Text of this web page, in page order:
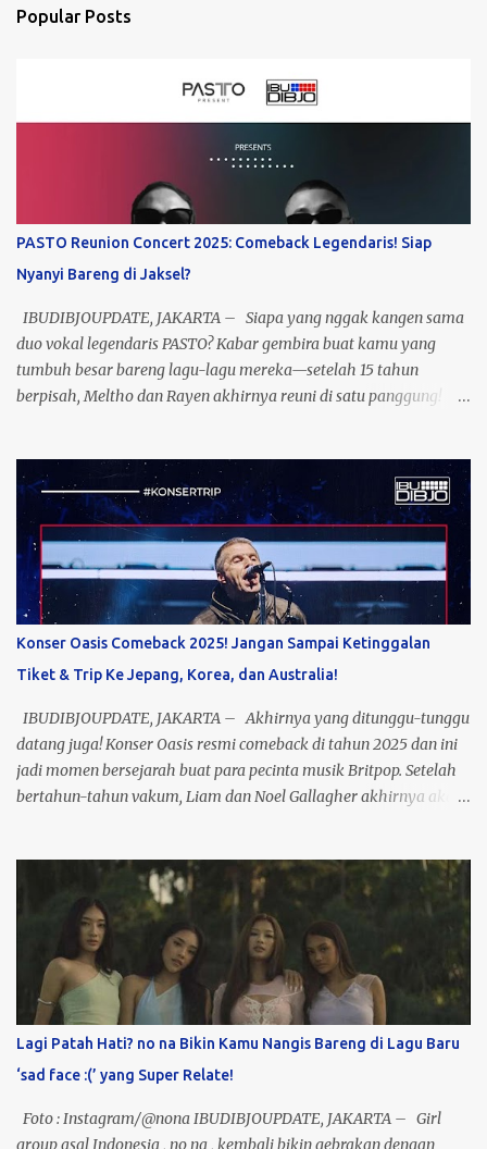
Popular Posts
PASTO Reunion Concert 2025: Comeback Legendaris! Siap
Nyanyi Bareng di Jaksel?
IBUDIBJOUPDATE, JAKARTA – Siapa yang nggak kangen sama
duo vokal legendaris PASTO? Kabar gembira buat kamu yang
tumbuh besar bareng lagu-lagu mereka—setelah 15 tahun
berpisah, Meltho dan Rayen akhirnya reuni di satu panggung!
tahun perjalanan musik PASTO. Bayangin, semua lagu hits
mereka yang dulu nemenin masa galau kamu, bakal kembali
menggema dengan aransemen yang lebih fresh. Catat
tanggalnya: 5 November 2025, lokasi: Jakarta Selatan! Siap-siap
buat sing a long bareng, karena ini bukan sekadar konser, tapi
perjalanan waktu yang bawa kamu balik ke era terbaik musik
Indonesia. Nggak cuma nostalgia, konser ini juga jadi bukti
bahwa musik PASTO masih relevan buat generasi sekarang. Jadi,
buat kamu yang dulu nge-fans sama mereka atau baru kenal
lewat platform digital, ini kesempatan emas buat lihat mereka
live di atas panggung! Tiket? Te...
Konser Oasis Comeback 2025! Jangan Sampai Ketinggalan
Tiket & Trip Ke Jepang, Korea, dan Australia!
IBUDIBJOUPDATE, JAKARTA – Akhirnya yang ditunggu-tunggu
datang juga! Konser Oasis resmi comeback di tahun 2025 dan ini
jadi momen bersejarah buat para pecinta musik Britpop. Setelah
bertahun-tahun vakum, Liam dan Noel Gallagher akhirnya akan
performance mereka, pasti bakal pecah banget! Nah, kabar
baiknya, kamu bisa nonton langsung Konser Oasis di beberapa
kota ikonik: Tokyo, Seoul, dan Melbourne. Gak cuma sekadar
nonton, kamu bisa sekalian traveling ke luar negeri bareng paket
trip seru ini! 3 Best Seller Paket Oasis kami udah siap: · Tokyo
(24-27 Oktober 2025) – Rp25 Juta Termasuk tiket konser
(Seating/Area), hotel bintang 3 selama 3 malam, dan tiket pesawat
PP. · Seoul (20-23 Oktober 2025) – Rp27 Juta Dapet tiket
konser Standing, hotel...
Lagi Patah Hati? no na Bikin Kamu Nangis Bareng di Lagu Baru
‘sad face :(’ yang Super Relate!
Foto : Instagram/@nona IBUDIBJOUPDATE, JAKARTA – Girl
group asal Indonesia , no na , kembali bikin gebrakan dengan